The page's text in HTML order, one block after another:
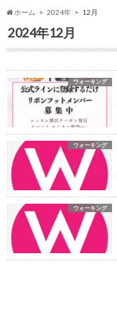
ホーム 2024年 12月
2024年12月
ウォーキング
ウォーキング
ウォーキング